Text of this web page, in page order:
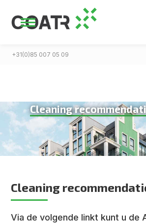
+31(0)85 007 05 09
Cleaning
Cleaning
Via de volgende linkt kunt u de